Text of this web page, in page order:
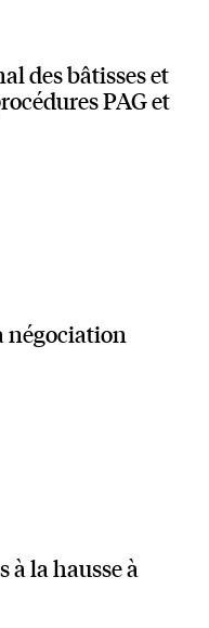
des bâtisses et
PAG et
négociation
la hausse à